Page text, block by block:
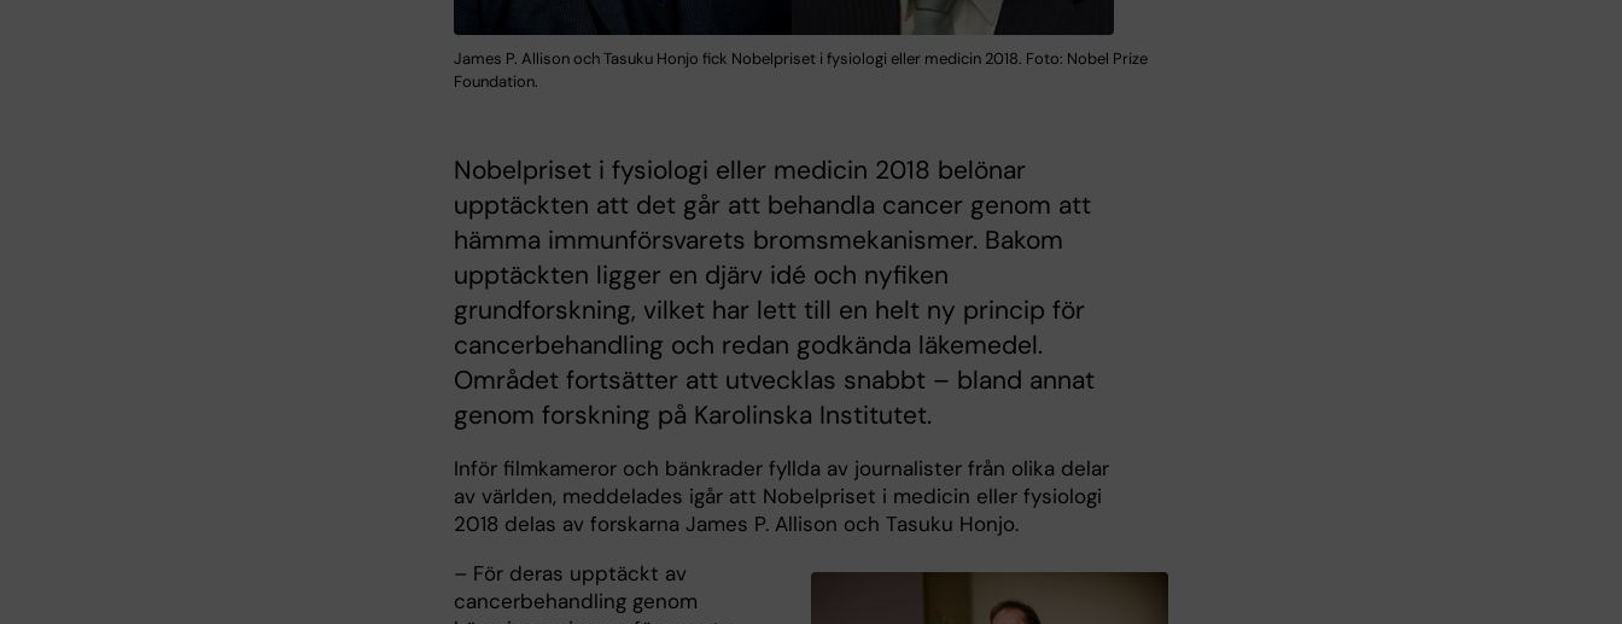
James P. Allison och Tasuku Honjo fick Nobelpriset i fysiologi eller medicin 2018. Foto: Nobel Prize
Foundation.
Nobelpriset i fysiologi eller medicin 2018 belönar
upptäckten att det går att behandla cancer genom att
hämma immunförsvarets bromsmekanismer. Bakom
upptäckten ligger en djärv idé och nyfiken
grundforskning, vilket har lett till en helt ny princip för
cancerbehandling och redan godkända läkemedel.
Området fortsätter att utvecklas snabbt – bland annat
genom forskning på Karolinska Institutet.
Inför filmkameror och bänkrader fyllda av journalister från olika delar
av världen, meddelades igår att Nobelpriset i medicin eller fysiologi
2018 delas av forskarna James P. Allison och Tasuku Honjo.
– För deras upptäckt av
cancerbehandling genom